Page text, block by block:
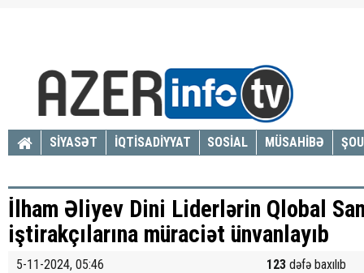
SİYASƏT İQTİSADİYYAT SOSİAL MÜSAHİBƏ
İlham Əliyev Dini Liderlərin Qlobal
iştirakçılarına müraciət ünvanlayıb
5-11-2024, 05:46 123 dəfə baxılıb